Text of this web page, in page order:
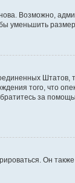
Возможно,
того, что
за
Он